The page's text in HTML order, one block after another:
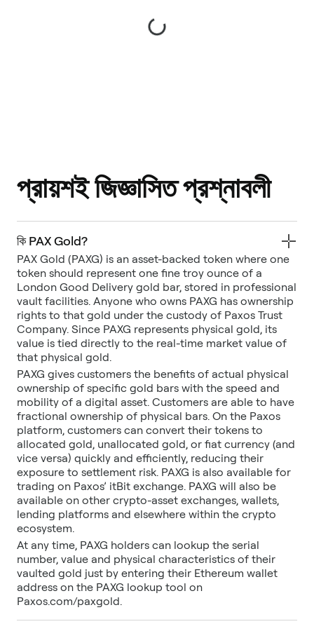
প্রায়শই জিজ্ঞাসিত প্রশ্নাবলী
কি PAX Gold?
PAX Gold (PAXG) is an asset-backed token where one
token should represent one fine troy ounce of a
London Good Delivery gold bar, stored in professional
vault facilities. Anyone who owns PAXG has ownership
rights to that gold under the custody of Paxos Trust
Company. Since PAXG represents physical gold, its
value is tied directly to the real-time market value of
that physical gold.
PAXG gives customers the benefits of actual physical
ownership of specific gold bars with the speed and
mobility of a digital asset. Customers are able to have
fractional ownership of physical bars. On the Paxos
platform, customers can convert their tokens to
allocated gold, unallocated gold, or fiat currency (and
vice versa) quickly and efficiently, reducing their
exposure to settlement risk. PAXG is also available for
trading on Paxos’ itBit exchange. PAXG will also be
available on other crypto-asset exchanges, wallets,
lending platforms and elsewhere within the crypto
ecosystem.
At any time, PAXG holders can lookup the serial
number, value and physical characteristics of their
vaulted gold just by entering their Ethereum wallet
address on the PAXG lookup tool on
Paxos.com/paxgold.